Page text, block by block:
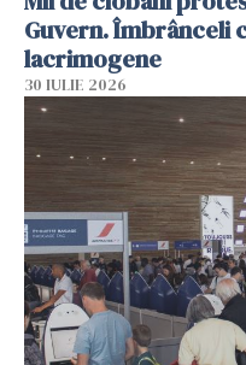
Guvern. Îmbrânceli
lacrimogene
30 IULIE 2026